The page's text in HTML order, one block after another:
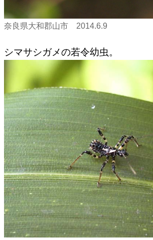
奈良県大和郡山市 2014.6.9
シマサシガメの若令幼虫。